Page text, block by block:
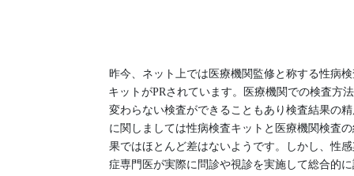
昨今、ネット上では医療機関監修と称する性病
キットがPRされています。医療機関での検査方
変わらない検査ができることもあり検査結果の
に関しましては性病検査キットと医療機関検査
果ではほとんど差はないようです。しかし、性
症専門医が実際に問診や視診を実施して総合的